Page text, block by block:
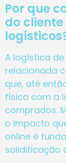
Por que
do cliente
A logística
relacionada
que, até
físico com a
comprados.
o impacto
online é
solidificação